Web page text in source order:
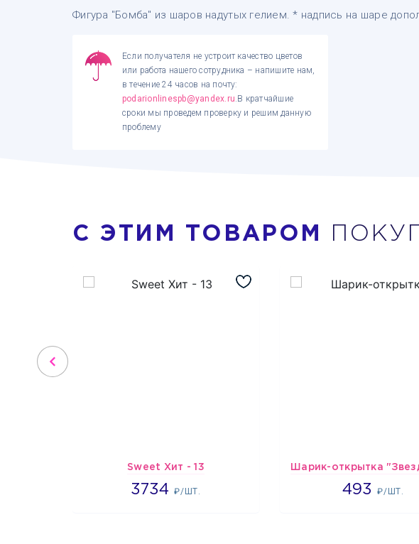
Фигура "Бомба" из шаров надутых гелием. * надпись на шаре
Если получателя не устроит качество цветов
или работа нашего сотрудника – напишите нам,
в течение 24 часов на почту:
podarionlinespb@yandex.ru.В кратчайшие
сроки мы проведем проверку и решим данную
проблему
С ЭТИМ ТОВАРОМ
Sweet Хит - 13
3734₽/ШТ.
3734
493₽/ШТ.